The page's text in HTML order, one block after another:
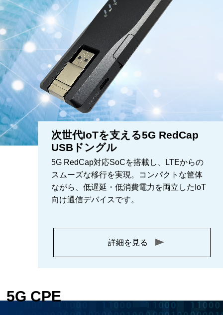
次世代IoTを支える5G RedCap
USBドングル
5G RedCap対応SoCを搭載し、LTEからの
スムーズな移行を実現。コンパクトな筐体
ながら、低遅延・低消費電力を両立したIoT
向け通信デバイスです。
詳細を見る
5G CPE